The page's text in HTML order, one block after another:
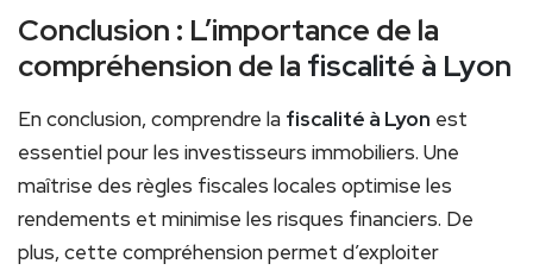
Conclusion : L’importance de la
compréhension de la fiscalité à Lyon
En conclusion, comprendre la fiscalité à Lyon est
essentiel pour les investisseurs immobiliers. Une
maîtrise des règles fiscales locales optimise les
rendements et minimise les risques financiers. De
plus, cette compréhension permet d’exploiter